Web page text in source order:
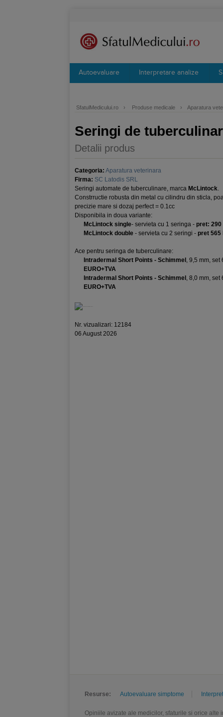
Autoevaluare Interpretare analize
SfatulMedicului.ro › Produse medicale › Aparatura
Seringi de
Detalii produs
Categoria: Aparatura veterinara
Firma: SC Latodis SRL
Seringi automate de tuberculinare, marca McLintock.
Constrructie robusta din metal cu cilindru din sticla,
precizie mare si dozaj perfect = 0.1cc
Disponibila in doua variante:
McLintock single- servieta cu 1 seringa - pret: 290
McLintock double - servieta cu 2 seringi - pret 565
Ace pentru seringa de tuberculinare:
Intradermal Short Points - Schimmel , 9,5 mm, set
EURO+TVA
Intradermal Short Points - Schimmel , 8,0 mm, set
EURO+TVA
Nr. vizualizari: 12184
06 August 2026
Resurse: Autoevaluare simptome
Opiniile avizate ale medicilor, sfaturile si orice